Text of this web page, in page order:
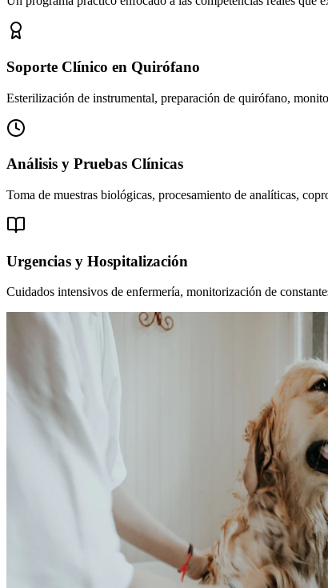
Soporte Clínico en Quirófano
Esterilización de instrumental, preparación de quirófano,
Análisis y Pruebas Clínicas
Toma de muestras biológicas, procesamiento de analíticas,
Urgencias y Hospitalización
Cuidados intensivos de enfermería, monitorización de